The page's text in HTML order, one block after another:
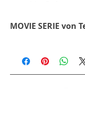
MOVIE SERIE von
Ted seinen eigenen
seinen kreativen
zusammen. Das es